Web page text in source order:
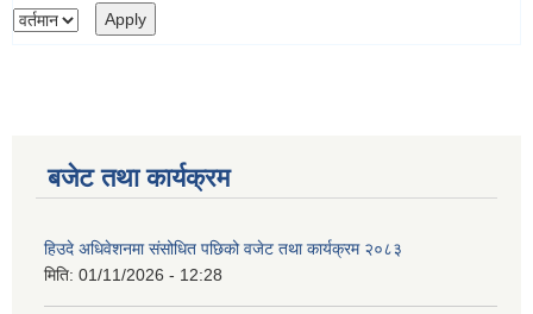
बजेट तथा कार्यक्रम
हिउदे अधिवेशनमा संसोधित पछिको वजेट तथा कार्यक्रम २०८३
मिति: 01/11/2026 - 12:28